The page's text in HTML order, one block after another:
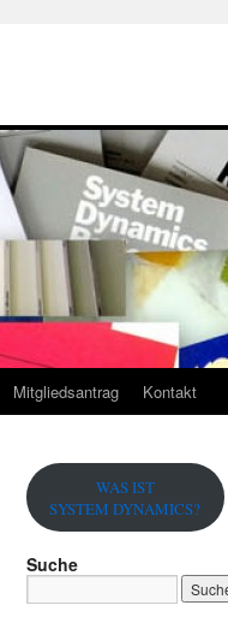
Mitgliedsantrag Kontakt
WAS IST
SYSTEM DYNAMICS?
Suche